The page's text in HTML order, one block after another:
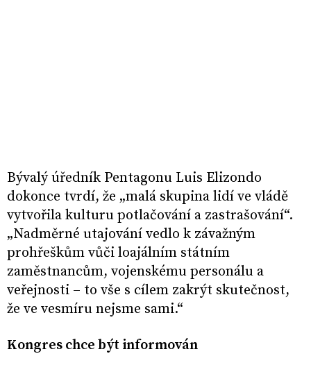
Bývalý úředník Pentagonu Luis Elizondo
dokonce tvrdí, že „malá skupina lidí ve vládě
vytvořila kulturu potlačování a zastrašování“.
„Nadměrné utajování vedlo k závažným
prohřeškům vůči loajálním státním
zaměstnancům, vojenskému personálu a
veřejnosti – to vše s cílem zakrýt skutečnost,
že ve vesmíru nejsme sami.“
Kongres chce být informován